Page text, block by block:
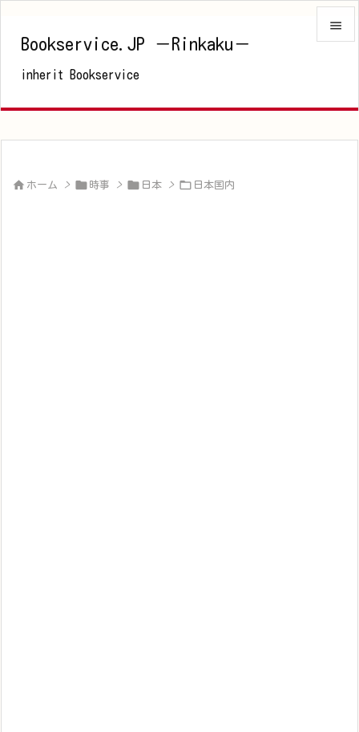
Bookservice.JP －Rinkaku－
inherit Bookservice


 ホーム >  時事 >  日本 >  日本国内